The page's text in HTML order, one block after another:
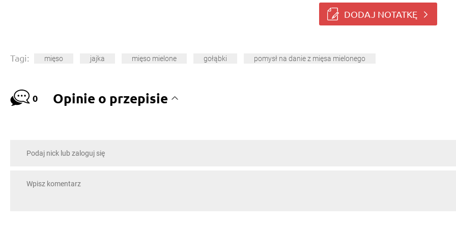
DODAJ NOTATKĘ
Tagi: mięso jajka mięso mielone gołąbki pomysł na danie z mięsa mielonego
0 Opinie o przepisie